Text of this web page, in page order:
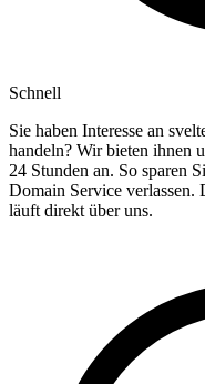
Schnell
Sie haben Interesse an
handeln? Wir bieten ihnen
24 Stunden an. So sparen
Domain Service
läuft direkt über uns.